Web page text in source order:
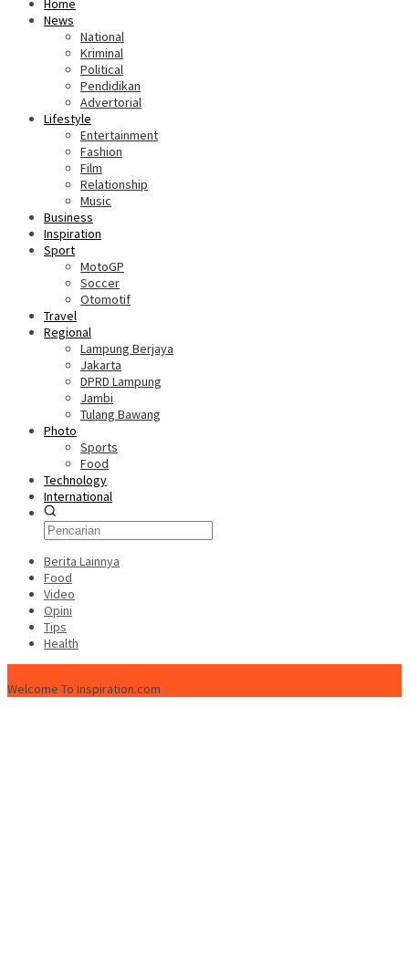
Home
News
National
Kriminal
Political
Pendidikan
Advertorial
Lifestyle
Entertainment
Fashion
Film
Relationship
Music
Business
Inspiration
Sport
MotoGP
Soccer
Otomotif
Travel
Regional
Lampung Berjaya
Jakarta
DPRD Lampung
Jambi
Tulang Bawang
Photo
Sports
Food
Technology
International
Berita Lainnya
Food
Video
Opini
Tips
Health
Welcome To Inspiration.com